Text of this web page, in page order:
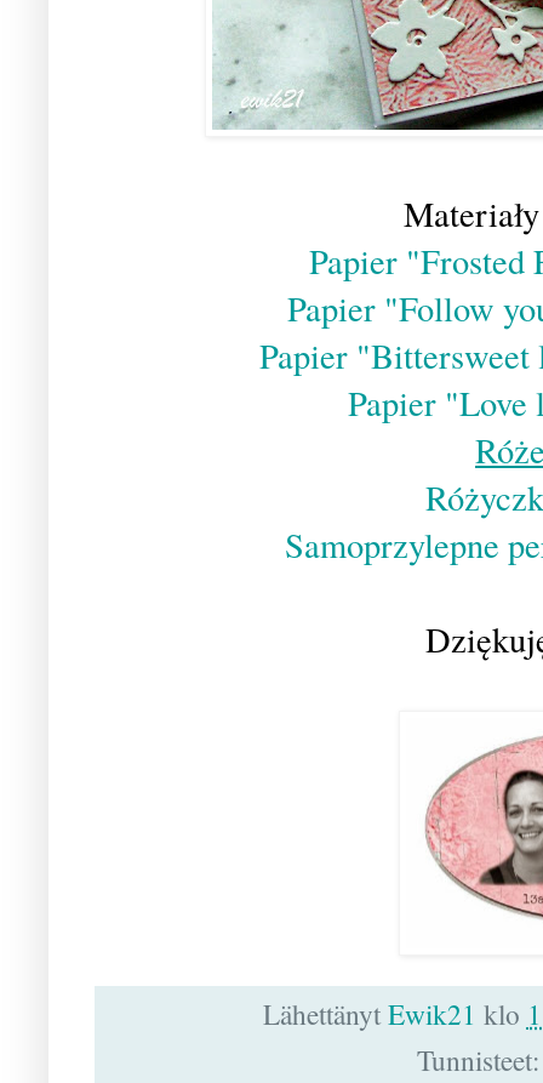
Papier "Frosted
Papier "Follow
Papier "Bittersweet
Papier "Love
Samoprzylepne
LähettänytEwik21 klo